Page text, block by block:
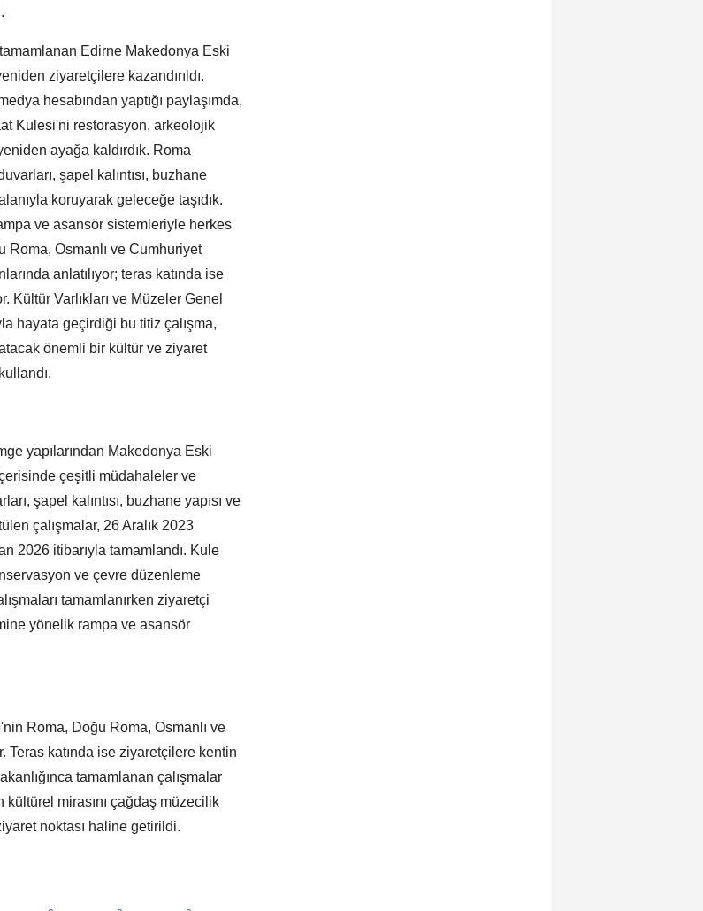
Edirne Makedonya Eski
ziyaretçilere kazandırıldı.
hesabından yaptığı paylaşımda,
Kulesi'ni restorasyon, arkeolojik
ayağa kaldırdık. Roma
şapel kalıntısı, buzhane
koruyarak geleceğe taşıdık.
ve asansör sistemleriyle herkes
Osmanlı ve Cumhuriyet
anlatılıyor; teras katında ise
Varlıkları ve Müzeler Genel
hayata geçirdiği bu titiz çalışma,
önemli bir kültür ve ziyaret
yapılarından Makedonya Eski
çeşitli müdahaleler ve
şapel kalıntısı, buzhane yapısı ve
çalışmalar, 26 Aralık 2023
2026 itibarıyla tamamlandı. Kule
ve çevre düzenleme
tamamlanırken ziyaretçi
yönelik rampa ve asansör
Roma, Doğu Roma, Osmanlı ve
Teras katında ise ziyaretçilere kentin
tamamlanan çalışmalar
mirasını çağdaş müzecilik
noktası haline getirildi.